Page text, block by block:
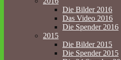
Die Bilder 2016
Das Video 2016
Die Spender 2016
2015
Die Bilder 2015
Die Spender 2015